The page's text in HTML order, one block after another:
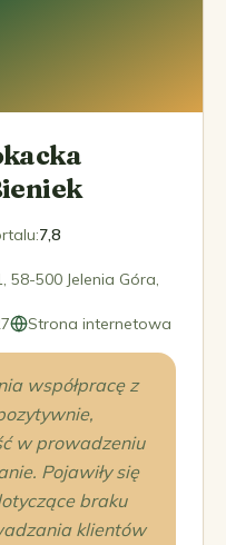
:7,8
58-500 Jelenia Góra,
Strona internetowa
współpracę z
w prowadzeniu
Pojawiły się
braku
klientów